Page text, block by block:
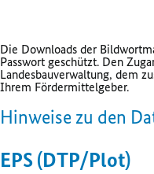
Die Downloads der
Passwort geschützt. Den
Landesbauverwaltung, dem
Ihrem Fördermittelgeber.
Hinweise zu den
EPS (DTP/Plot)